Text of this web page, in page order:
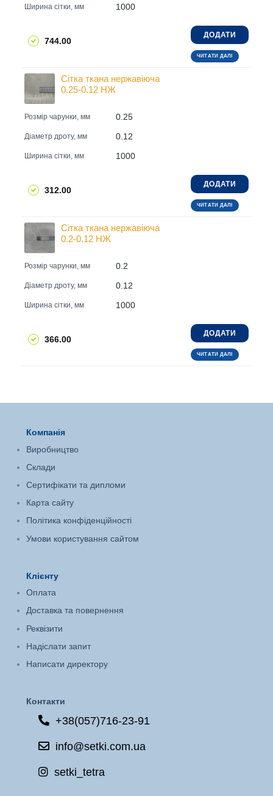
Ширина сітки, мм 1000
744.00
ДОДАТИ
ЧИТАТИ ДАЛІ
Сітка ткана нержавіюча
0.25-0.12 НЖ
Розмір чарунки, мм 0.25
Діаметр дроту, мм 0.12
Ширина сітки, мм 1000
312.00
ДОДАТИ
ЧИТАТИ ДАЛІ
Сітка ткана нержавіюча
0.2-0.12 НЖ
Розмір чарунки, мм 0.2
Діаметр дроту, мм 0.12
Ширина сітки, мм 1000
366.00
ДОДАТИ
ЧИТАТИ ДАЛІ
Компанія
Виробництво
Склади
Сертифікати та дипломи
Карта сайту
Політика конфіденційності
Умови користування сайтом
Клієнту
Оплата
Доставка та повернення
Реквізити
Надіслати запит
Написати директору
Контакти
+38(057)716-23-91
info@setki.com.ua
setki_tetra